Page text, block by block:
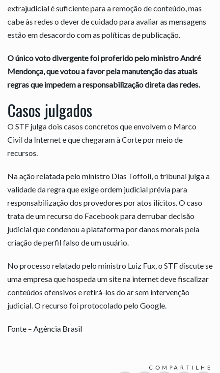
extrajudicial é suficiente para a remoção de conteúdo, mas
cabe às redes o dever de cuidado para avaliar as mensagens
estão em desacordo com as políticas de publicação.
O único voto divergente foi proferido pelo ministro André
Mendonça, que votou a favor pela manutenção das atuais
regras que impedem a responsabilização direta das redes.
Casos julgados
O STF julga dois casos concretos que envolvem o Marco
Civil da Internet e que chegaram à Corte por meio de
recursos.
Na ação relatada pelo ministro Dias Toffoli, o tribunal julga a
validade da regra que exige ordem judicial prévia para
responsabilização dos provedores por atos ilícitos. O caso
trata de um recurso do Facebook para derrubar decisão
judicial que condenou a plataforma por danos morais pela
criação de perfil falso de um usuário.
No processo relatado pelo ministro Luiz Fux, o STF discute se
uma empresa que hospeda um site na internet deve fiscalizar
conteúdos ofensivos e retirá-los do ar sem intervenção
judicial. O recurso foi protocolado pelo Google.
Fonte – Agência Brasil
COMPARTILHE